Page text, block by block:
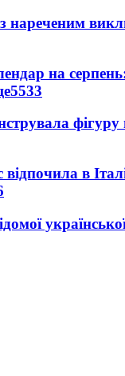
нареченим
на серпень:
5533
в